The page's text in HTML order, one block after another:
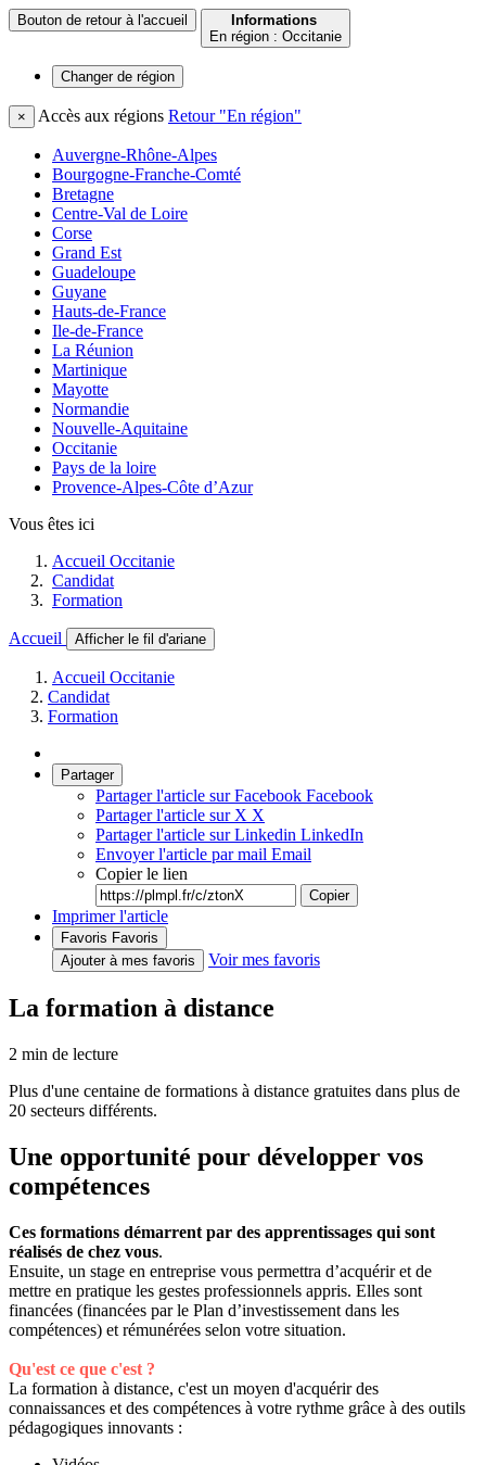
Bouton de retour à l'accueil
Informations
En région : Occitanie
Changer de région
× Accès aux régions Retour "En région"
Auvergne-Rhône-Alpes
Bourgogne-Franche-Comté
Bretagne
Centre-Val de Loire
Corse
Grand Est
Guadeloupe
Guyane
Hauts-de-France
Ile-de-France
La Réunion
Martinique
Mayotte
Normandie
Nouvelle-Aquitaine
Occitanie
Pays de la loire
Provence-Alpes-Côte d’Azur
Vous êtes ici
Accueil Occitanie
Candidat
Formation
Accueil Afficher le fil d'ariane
Accueil Occitanie
Candidat
Formation
Partager
Partager l'article sur Facebook Facebook
Partager l'article sur X X
Partager l'article sur Linkedin LinkedIn
Envoyer l'article par mail Email
Copier le lien
Copier
Imprimer l'article
Favoris Favoris
Ajouter à mes favoris
Voir mes favoris
La formation à distance
2 min de lecture
Plus d'une centaine de formations à distance gratuites dans plus de
20 secteurs différents.
Une opportunité pour développer vos
compétences
Ces formations démarrent par des apprentissages qui sont
réalisés de chez vous.
Ensuite, un stage en entreprise vous permettra d’acquérir et de
mettre en pratique les gestes professionnels appris. Elles sont
financées (financées par le Plan d’investissement dans les
compétences) et rémunérées selon votre situation.
Qu'est ce que c'est ?
La formation à distance, c'est un moyen d'acquérir des
connaissances et des compétences à votre rythme grâce à des outils
pédagogiques innovants :